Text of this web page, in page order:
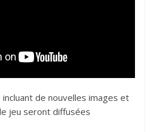
de nouvelles images et
jeu seront diffusées